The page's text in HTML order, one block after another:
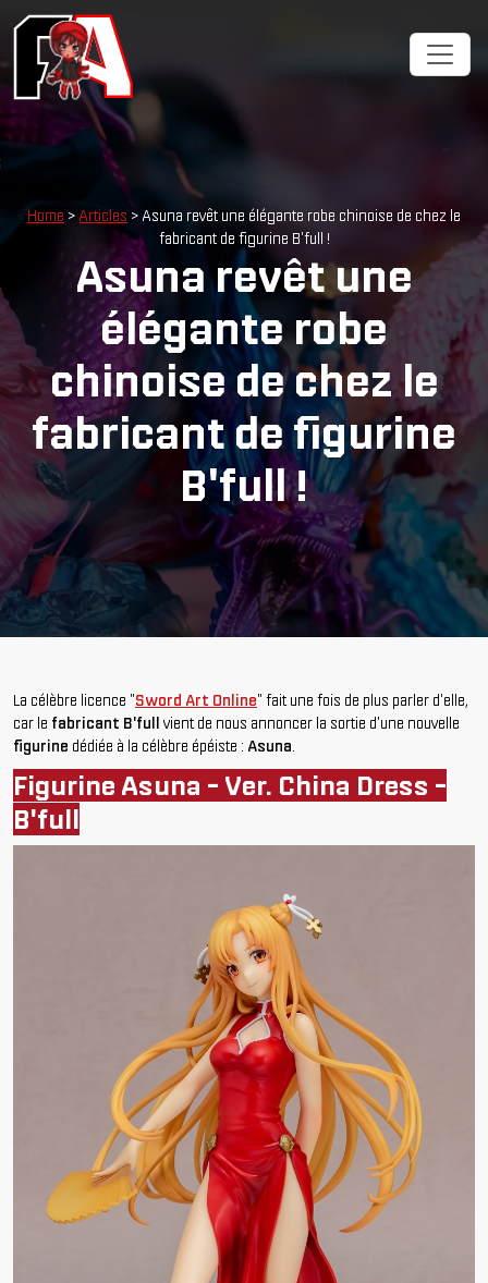
Home > Articles > Asuna revêt une élégante robe chinoise de chez le
fabricant de figurine B'full !
Asuna revêt une
élégante robe
chinoise de chez le
fabricant de figurine
B'full !
La célèbre licence "Sword Art Online" fait une fois de plus parler d'elle,
car le fabricant B'full vient de nous annoncer la sortie d'une nouvelle
figurine dédiée à la célèbre épéiste : Asuna.
Figurine Asuna - Ver. China Dress -
B'full